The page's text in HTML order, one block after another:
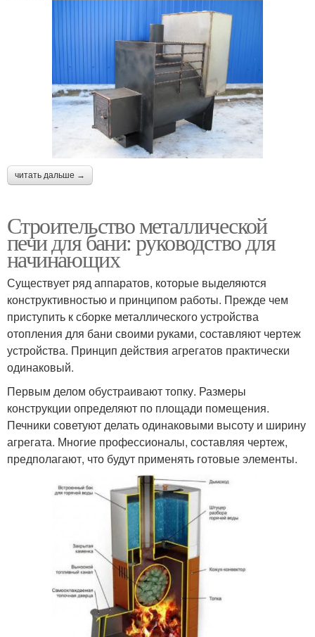
читать дальше →
Строительство металлической
печи для бани: руководство для
начинающих
Существует ряд аппаратов, которые выделяются
конструктивностью и принципом работы. Прежде чем
приступить к сборке металлического устройства
отопления для бани своими руками, составляют чертеж
устройства. Принцип действия агрегатов практически
одинаковый.
Первым делом обустраивают топку. Размеры
конструкции определяют по площади помещения.
Печники советуют делать одинаковыми высоту и ширину
агрегата. Многие профессионалы, составляя чертеж,
предполагают, что будут применять готовые элементы.